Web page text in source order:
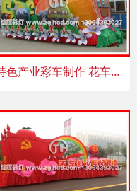
特色产业彩车制作 花车制作 彩船制作别具创新 大方别致